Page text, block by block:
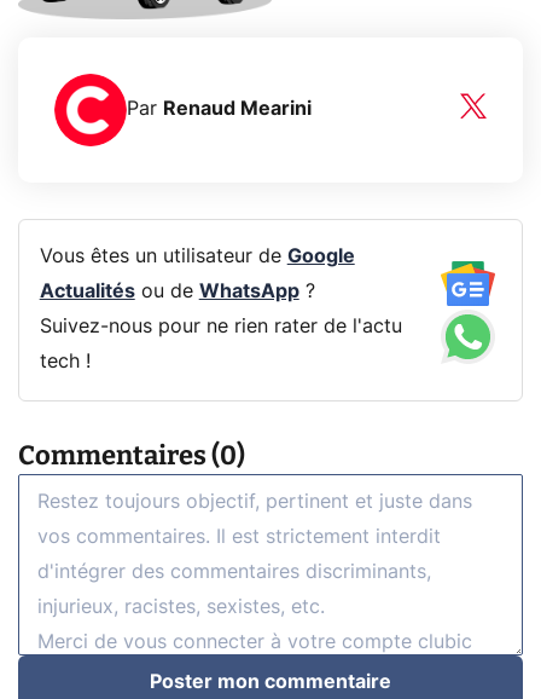
Par Renaud Mearini
Vous êtes un utilisateur de Google
Actualitésou de WhatsApp?
Suivez-nous pour ne rien rater de l'actu
tech !
Commentaires (0)
Poster mon commentaire